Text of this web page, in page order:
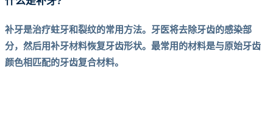
补牙是治疗蛀牙和裂纹的常用方法。牙医将去除牙齿的感染部
分，然后用补牙材料恢复牙齿形状。最常用的材料是与原始牙齿
颜色相匹配的牙齿复合材料。